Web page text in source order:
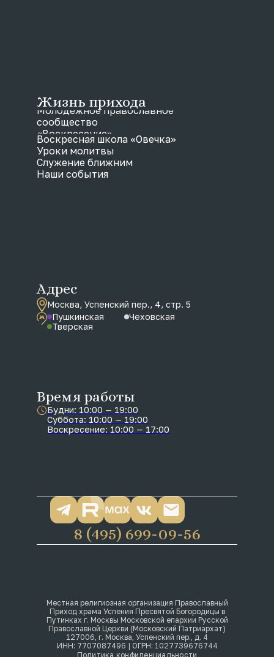
Местная религиозная организация Православный
Приход храма Успения Пресвятой Богородицы в
Путинках г. Москвы Московской епархии Русской
Православной Церкви (Московский Патриархат)
127006, г. Москва, Успенский пер., д. 4
ИНН: 7707087496 | ОГРН: 1027739676744
Политика конфиденциальности
8 (495) 699-09-56
Адрес
Москва, Успенский пер., 4, стр. 5
Пушкинская
Чеховская
Тверская
Время работы
Будни: 10:00 — 19:00
Суббота: 10:00 — 19:00
Воскресение: 10:00 — 17:00
Жизнь прихода
Молодежное православное
сообщество
«Воскресение»
Воскресная школа «Овечка»
Уроки молитвы
Служение ближним
Наши события